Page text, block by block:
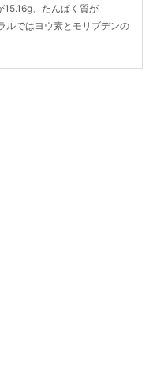
、たんぱく質が
ルではヨウ素とモリブデンの